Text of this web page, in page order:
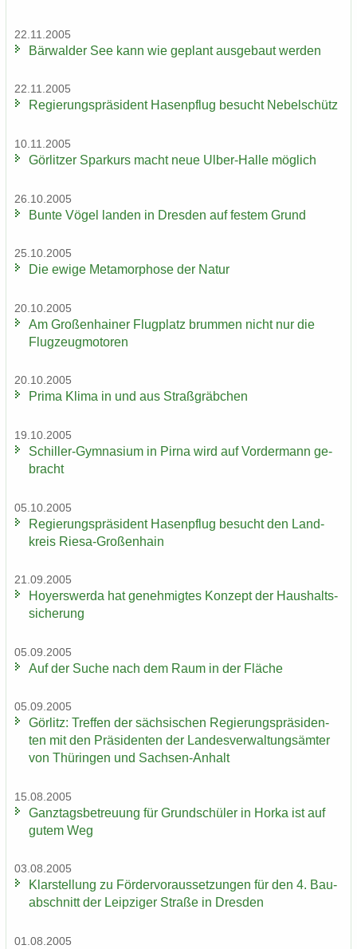
22.11.2005
Bär­wal­der See kann wie ge­plant aus­ge­baut wer­den
22.11.2005
Re­gie­rungs­prä­si­dent Ha­sen­pflug be­sucht Ne­bel­schütz
10.11.2005
Gör­lit­zer Spar­kurs macht neue Ulber-​Halle mög­lich
26.10.2005
Bunte Vögel lan­den in Dres­den auf fes­tem Grund
25.10.2005
Die ewige Me­ta­mor­pho­se der Natur
20.10.2005
Am Gro­ßen­hai­ner Flug­platz brum­men nicht nur die
Flug­zeug­mo­to­ren
20.10.2005
Prima Klima in und aus Straß­gräb­chen
19.10.2005
Schiller-​Gymnasium in Pirna wird auf Vor­der­mann ge­
bracht
05.10.2005
Re­gie­rungs­prä­si­dent Ha­sen­pflug be­sucht den Land­
kreis Riesa-​Großenhain
21.09.2005
Ho­yers­wer­da hat ge­neh­mig­tes Kon­zept der Haus­halts­
si­che­rung
05.09.2005
Auf der Suche nach dem Raum in der Flä­che
05.09.2005
Gör­litz: Tref­fen der säch­si­schen Re­gie­rungs­prä­si­den­
ten mit den Prä­si­den­ten der Lan­des­ver­wal­tungs­äm­ter
von Thü­rin­gen und Sachsen-​Anhalt
15.08.2005
Ganz­tags­be­treu­ung für Grund­schü­ler in Horka ist auf
gutem Weg
03.08.2005
Klar­stel­lung zu För­der­vor­aus­set­zun­gen für den 4. Bau­
ab­schnitt der Leip­zi­ger Stra­ße in Dres­den
01.08.2005